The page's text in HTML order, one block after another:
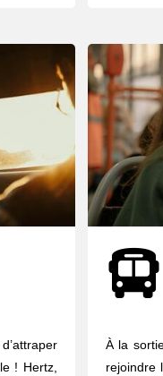
! Hertz,
À la
rejoindre